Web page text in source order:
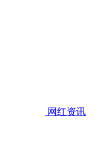
网红资讯